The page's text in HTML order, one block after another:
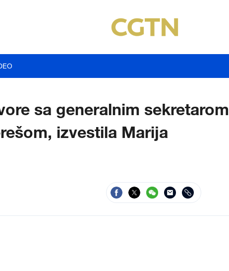
sa generalnim sekretarom
izvestila Marija